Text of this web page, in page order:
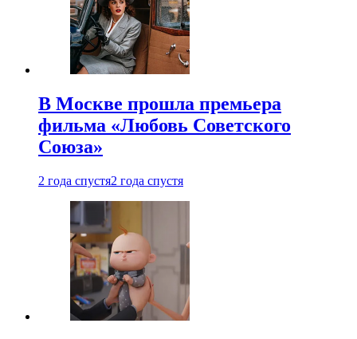
В Москве прошла премьера
фильма «Любовь Советского
Союза»
2 года спустя2 года спустя